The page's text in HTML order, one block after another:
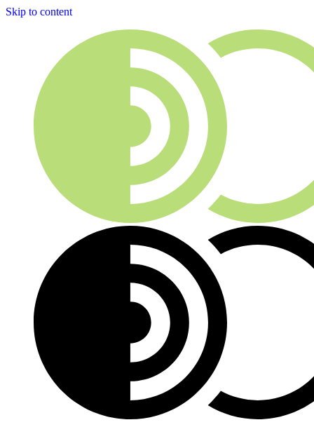
Skip to content